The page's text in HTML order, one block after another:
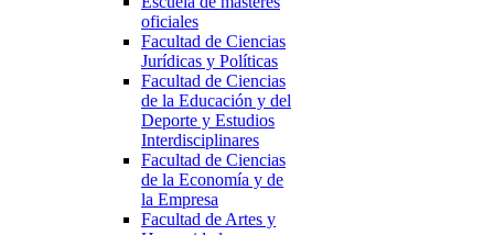
oficiales
Facultad de Ciencias
Jurídicas y Políticas
Facultad de Ciencias
de la Educación y del
Deporte y Estudios
Interdisciplinares
Facultad de Ciencias
de la Economía y de
la Empresa
Facultad de Artes y